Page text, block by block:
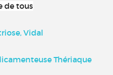
de tous
Vidal
Thériaque